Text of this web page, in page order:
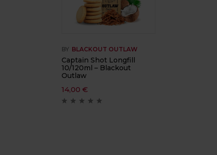
BY BLACKOUT OUTLAW
Captain Shot Longfill
10/120ml – Blackout
Outlaw
14,00 €